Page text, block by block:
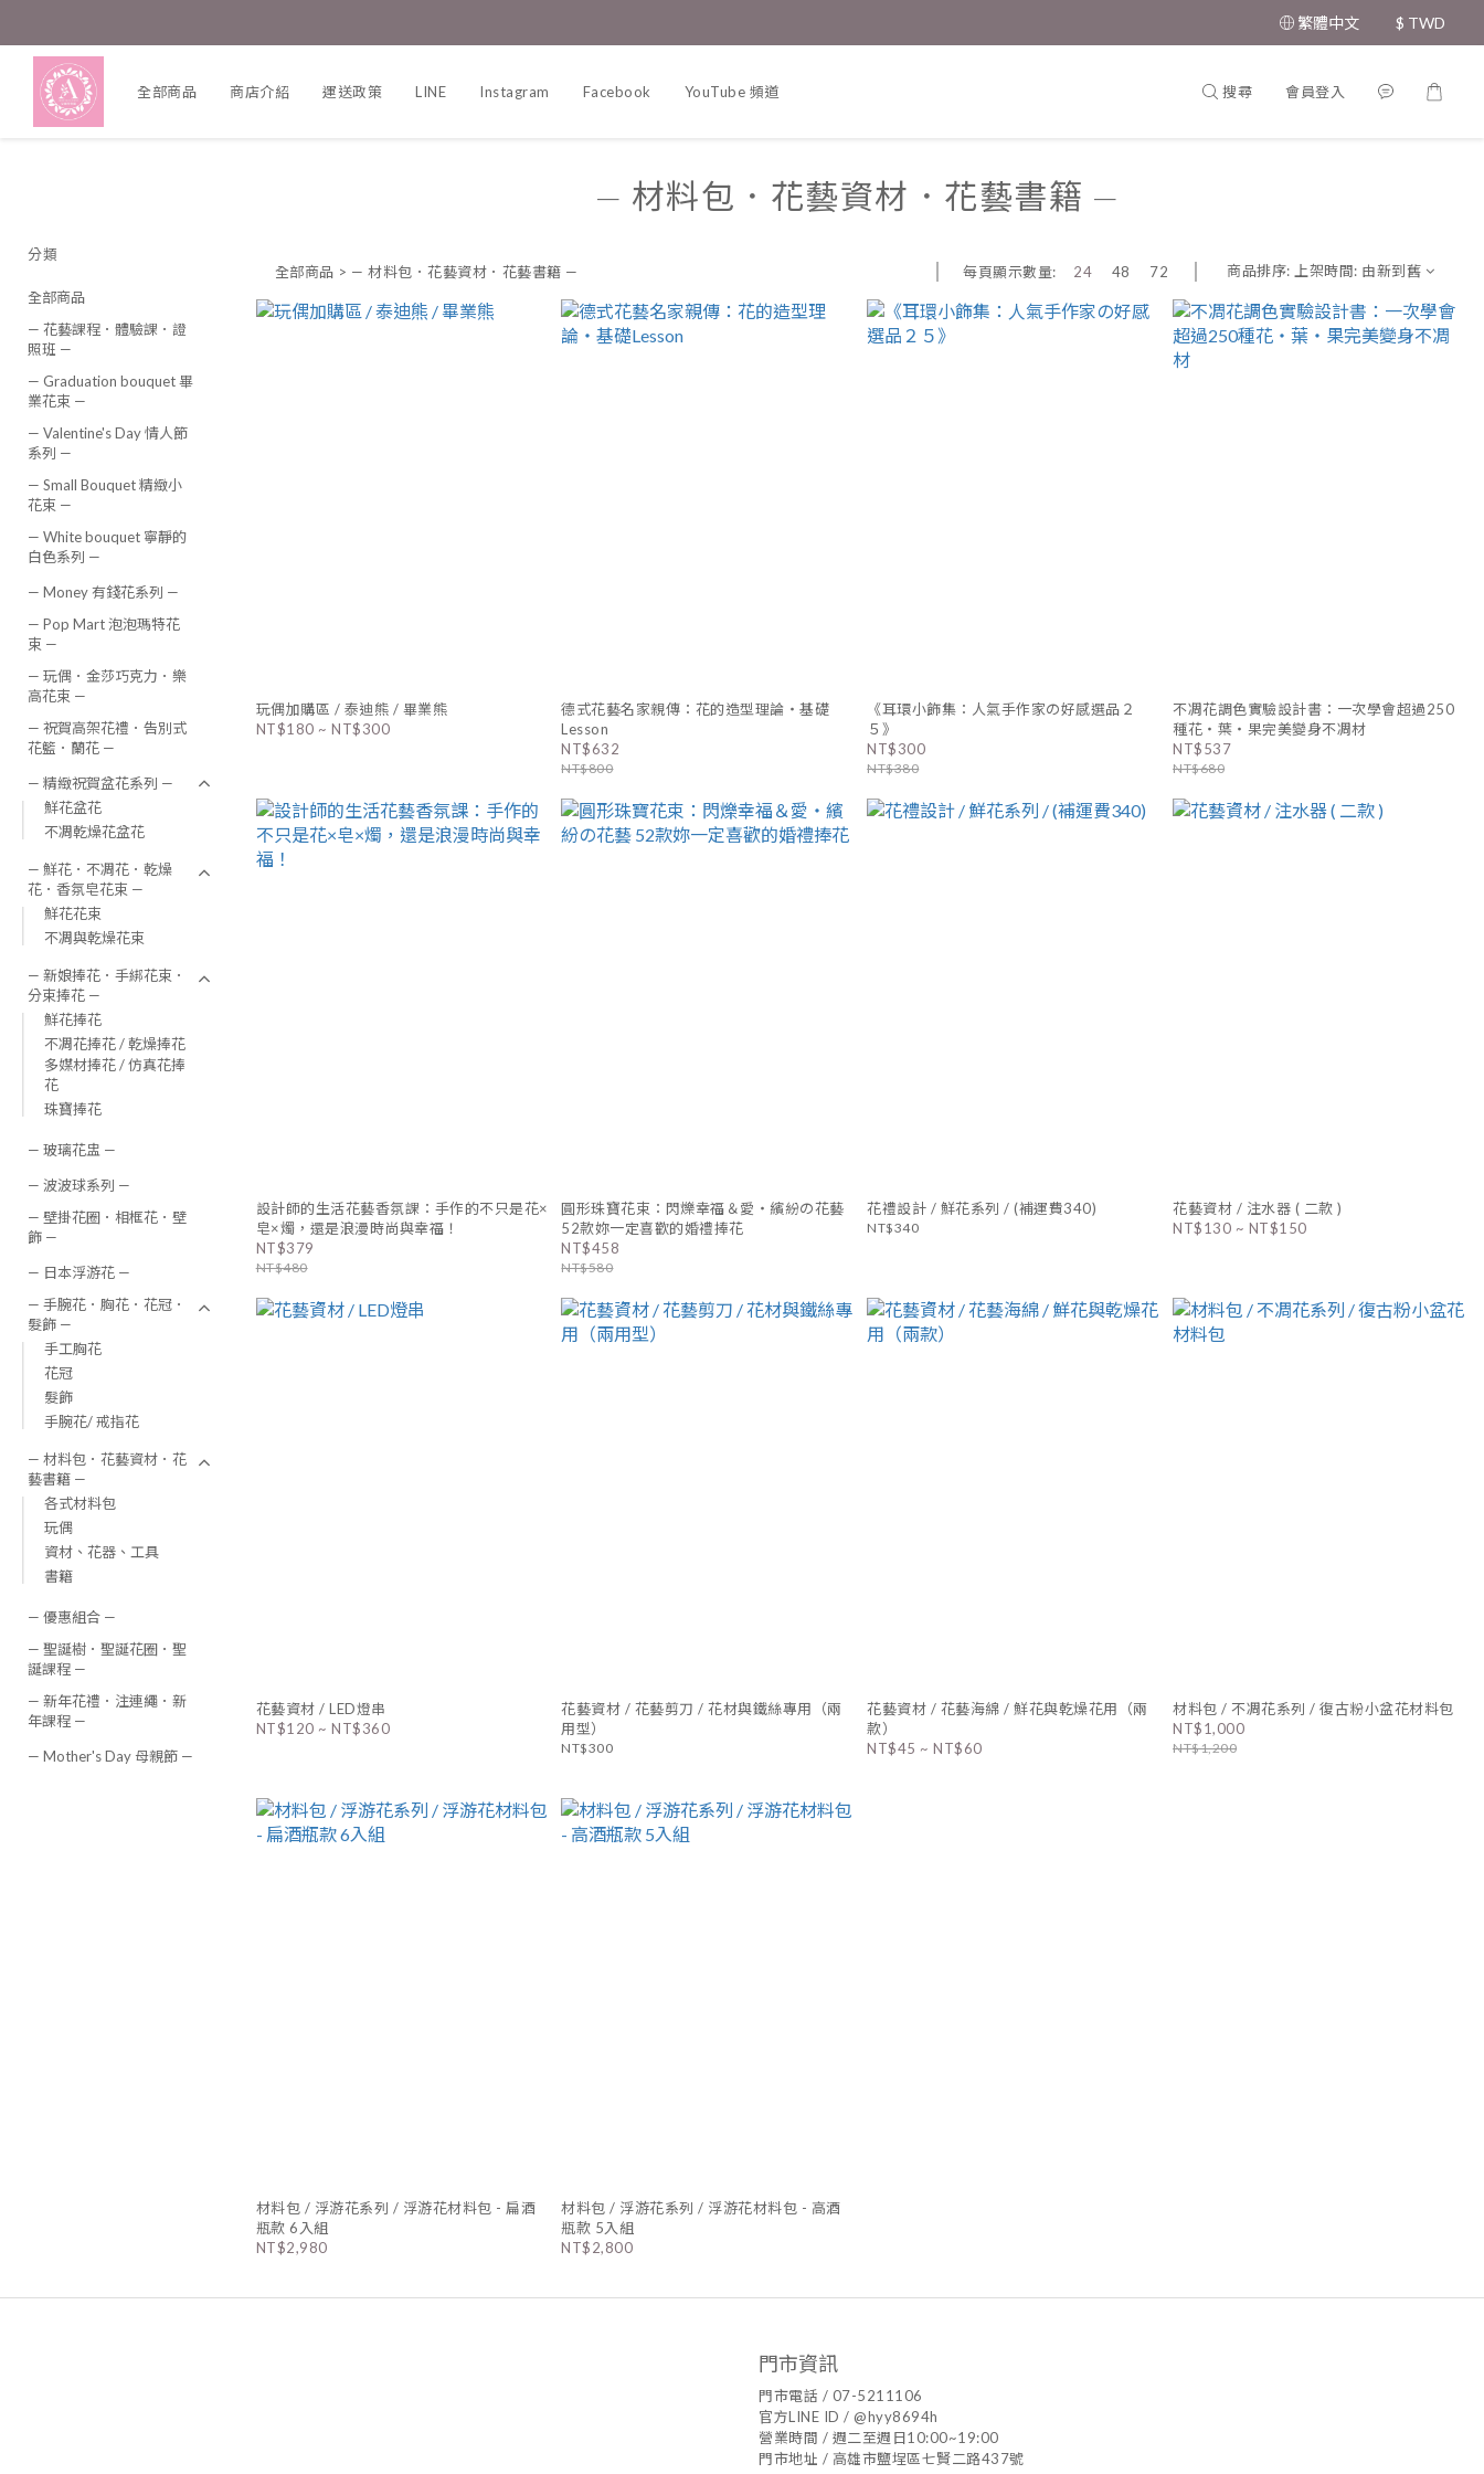
繁體中文 $ TWD
全部商品 商店介紹 運送政策 LINE Instagram Facebook YouTube 頻道 搜尋 會員登入
分類
全部商品
— 花藝課程．體驗課．證
照班 —
— Graduation bouquet 畢
業花束 —
— Valentine's Day 情人節
系列 —
— Small Bouquet 精緻小
花束 —
— White bouquet 寧靜的
白色系列 —
— Money 有錢花系列 —
— Pop Mart 泡泡瑪特花
束 —
— 玩偶．金莎巧克力．樂
高花束 —
— 祝賀高架花禮．告別式
花籃．蘭花 —
— 精緻祝賀盆花系列 —
鮮花盆花
不凋乾燥花盆花
— 鮮花．不凋花．乾燥
花．香氛皂花束 —
鮮花花束
不凋與乾燥花束
— 新娘捧花．手綁花束．
分束捧花 —
鮮花捧花
不凋花捧花 / 乾燥捧花
多媒材捧花 / 仿真花捧
花
珠寶捧花
— 玻璃花盅 —
— 波波球系列 —
— 壁掛花圈．相框花．壁
飾 —
— 日本浮游花 —
— 手腕花．胸花．花冠．
髮飾 —
手工胸花
花冠
髮飾
手腕花/ 戒指花
— 材料包．花藝資材．花
藝書籍 —
各式材料包
玩偶
資材、花器、工具
書籍
— 優惠組合 —
— 聖誕樹．聖誕花圈．聖
誕課程 —
— 新年花禮．注連繩．新
年課程 —
— Mother's Day 母親節 —
— 材料包．花藝資材．花藝書籍 —
全部商品 > — 材料包．花藝資材．花藝書籍 — 每頁顯示數量: 24 48 72 商品排序: 上架時間: 由新到舊
玩偶加購區 / 泰迪熊 / 畢業熊
NT$180 ~ NT$300
德式花藝名家親傳：花的造型理論‧基礎
Lesson
NT$632
NT$800
《耳環小飾集：人氣手作家の好感選品２
５》
NT$300
NT$380
不凋花調色實驗設計書：一次學會超過250
種花‧葉‧果完美變身不凋材
NT$537
NT$680
設計師的生活花藝香氛課：手作的不只是花×
皂×燭，還是浪漫時尚與幸福！
NT$379
NT$480
圓形珠寶花束：閃爍幸福＆愛‧繽紛の花藝
52款妳一定喜歡的婚禮捧花
NT$458
NT$580
花禮設計 / 鮮花系列 / (補運費340)
NT$340
花藝資材 / 注水器 ( 二款 )
NT$130 ~ NT$150
花藝資材 / LED燈串
NT$120 ~ NT$360
花藝資材 / 花藝剪刀 / 花材與鐵絲專用（兩
用型）
NT$300
花藝資材 / 花藝海綿 / 鮮花與乾燥花用（兩
款）
NT$45 ~ NT$60
材料包 / 不凋花系列 / 復古粉小盆花材料包
NT$1,000
NT$1,200
材料包 / 浮游花系列 / 浮游花材料包 - 扁酒
瓶款 6入組
NT$2,980
材料包 / 浮游花系列 / 浮游花材料包 - 高酒
瓶款 5入組
NT$2,800
門市資訊
門市電話 / 07-5211106
官方LINE ID / @hyy8694h
營業時間 / 週二至週日10:00~19:00
門市地址 / 高雄市鹽埕區七賢二路437號